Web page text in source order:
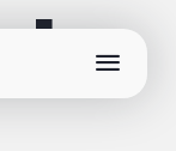
menu